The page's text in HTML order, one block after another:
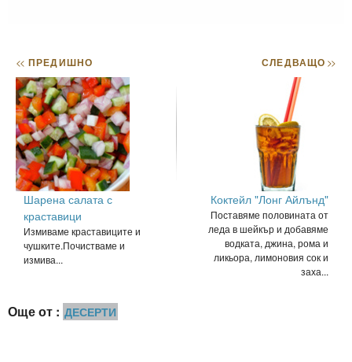
<< ПРЕДИШНО
Шарена салата с
краставици
Измиваме краставиците и
чушките.Почистваме и
измива...
СЛЕДВАЩО>>
Коктейл "Лонг Айлънд"
Поставяме половината от
леда в шейкър и добавяме
водката, джина, рома и
ликьора, лимоновия сок и
заха...
Още от : ДЕСЕРТИ